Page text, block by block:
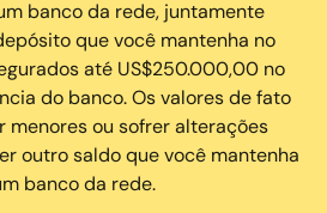
banco da rede, juntamente
que você mantenha no
até US$250.000,00 no
do banco. Os valores de fato
menores ou sofrer alterações
outro saldo que você mantenha
banco da rede.